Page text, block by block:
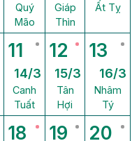
Quý
Mão
Giáp
Thìn
Ất Tỵ
11
14/3
Canh
Tuất
12
15/3
Tân
Hợi
13
16/3
Nhâm
Tý
18 19 20